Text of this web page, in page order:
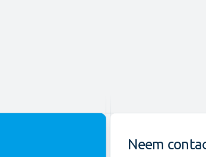
Neem